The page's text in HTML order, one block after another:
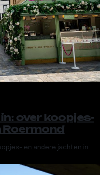
over koopjes-
Roermond
en andere jachten in